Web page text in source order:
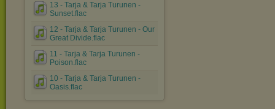
13 - Tarja & Tarja Turunen -
Sunset.flac
12 - Tarja & Tarja Turunen - Our
Great Divide.flac
11 - Tarja & Tarja Turunen -
Poison.flac
10 - Tarja & Tarja Turunen -
Oasis.flac